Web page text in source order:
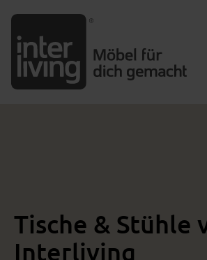
Hauptinhalt springen
Zur Suche springen
Zur Hauptnavigation springen
Tische & Stühle
Interliving